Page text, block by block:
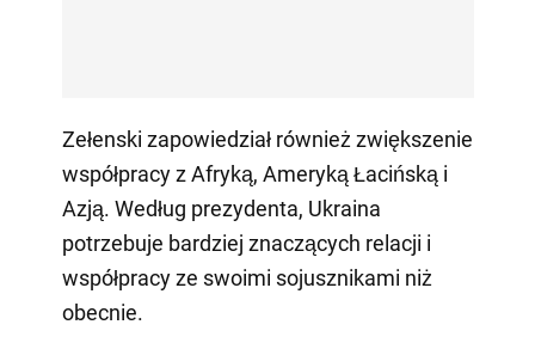
Zełenski zapowiedział również zwiększenie
współpracy z Afryką, Ameryką Łacińską i
Azją. Według prezydenta, Ukraina
potrzebuje bardziej znaczących relacji i
współpracy ze swoimi sojusznikami niż
obecnie.